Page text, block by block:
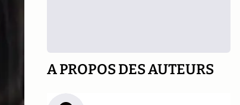
A PROPOS DES AUTEURS